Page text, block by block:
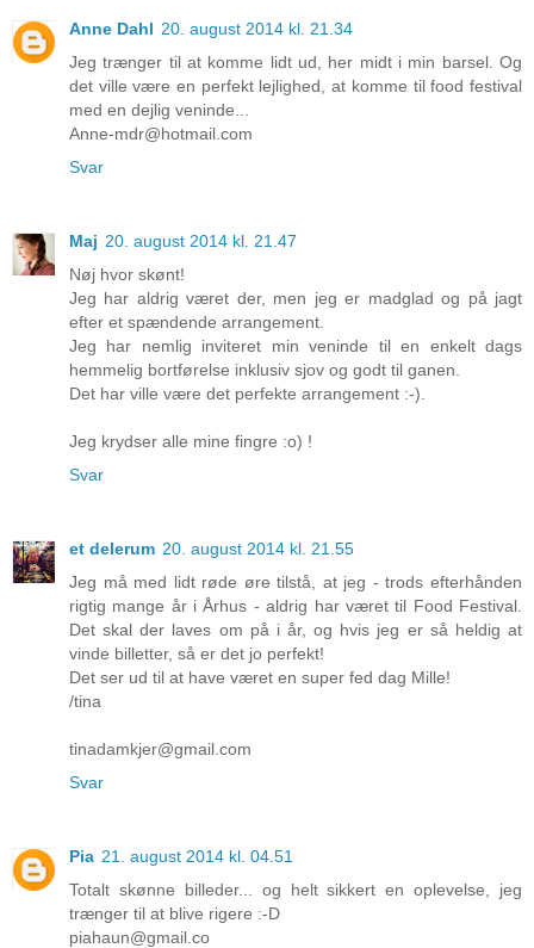
Anne Dahl 20. august 2014 kl. 21.34
Jeg trænger til at komme lidt ud, her midt i min barsel. Og
det ville være en perfekt lejlighed, at komme til food festival
med en dejlig veninde...
Anne-mdr@hotmail.com
Svar
Maj 20. august 2014 kl. 21.47
Nøj hvor skønt!
Jeg har aldrig været der, men jeg er madglad og på jagt
efter et spændende arrangement.
Jeg har nemlig inviteret min veninde til en enkelt dags
hemmelig bortførelse inklusiv sjov og godt til ganen.
Det har ville være det perfekte arrangement :-).
Jeg krydser alle mine fingre :o) !
Svar
et delerum 20. august 2014 kl. 21.55
Jeg må med lidt røde øre tilstå, at jeg - trods efterhånden
rigtig mange år i Århus - aldrig har været til Food Festival.
Det skal der laves om på i år, og hvis jeg er så heldig at
vinde billetter, så er det jo perfekt!
Det ser ud til at have været en super fed dag Mille!
/tina
tinadamkjer@gmail.com
Svar
Pia 21. august 2014 kl. 04.51
Totalt skønne billeder... og helt sikkert en oplevelse, jeg
trænger til at blive rigere :-D
piahaun@gmail.co